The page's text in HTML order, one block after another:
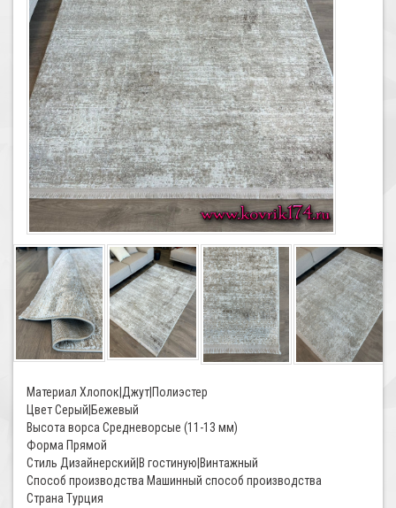
Материал Хлопок|Джут|Полиэстер
Цвет Серый|Бежевый
Высота ворса Средневорсые (11-13 мм)
Форма Прямой
Стиль Дизайнерский|В гостиную|Винтажный
Способ производства Машинный способ производства
Страна Турция